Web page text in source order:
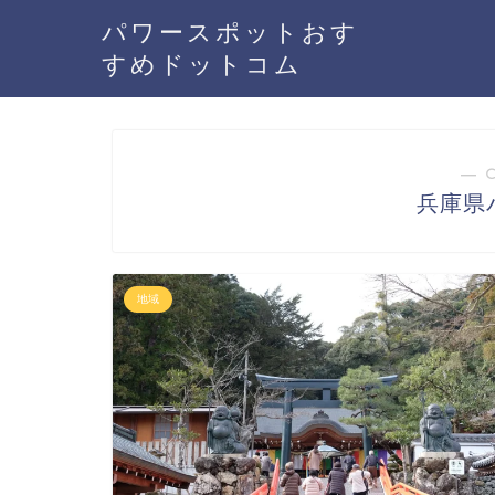
パワースポットおす
すめドットコム
―
兵庫県
地域